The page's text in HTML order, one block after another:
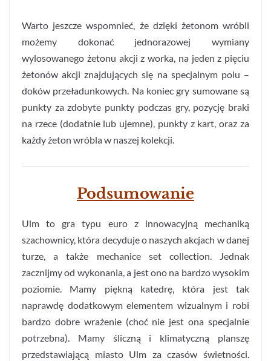
Warto jeszcze wspomnieć, że dzięki żetonom wróbli
możemy dokonać jednorazowej wymiany
wylosowanego żetonu akcji z worka, na jeden z pięciu
żetonów akcji znajdujących się na specjalnym polu –
doków przeładunkowych. Na koniec gry sumowane są
punkty za zdobyte punkty podczas gry, pozycję braki
na rzece (dodatnie lub ujemne), punkty z kart, oraz za
każdy żeton wróbla w naszej kolekcji.
Podsumowanie
Ulm to gra typu euro z innowacyjną mechaniką
szachownicy, która decyduje o naszych akcjach w danej
turze, a także mechanice set collection. Jednak
zacznijmy od wykonania, a jest ono na bardzo wysokim
poziomie. Mamy piękną katedrę, która jest tak
naprawdę dodatkowym elementem wizualnym i robi
bardzo dobre wrażenie (choć nie jest ona specjalnie
potrzebna). Mamy śliczną i klimatyczną planszę
przedstawiającą miasto Ulm za czasów świetności.